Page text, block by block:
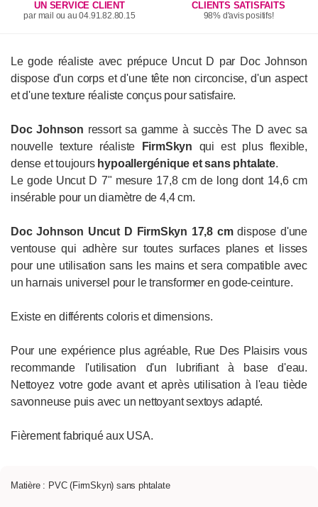
UN SERVICE CLIENT
par mail ou au 04.91.82.80.15
CLIENTS SATISFAITS
98% d'avis positifs!
Le gode réaliste avec prépuce Uncut D par Doc Johnson
dispose d'un corps et d'une tête non circoncise, d'un aspect
et d'une texture réaliste conçus pour satisfaire.
Doc Johnson ressort sa gamme à succès The D avec sa
nouvelle texture réaliste
FirmSkyn qui est plus flexible,
dense et toujours hypoallergénique et sans phtalate.
Le gode Uncut D 7" mesure 17,8 cm de long dont 14,6 cm
insérable pour un diamètre de 4,4 cm.
Doc Johnson Uncut D FirmSkyn 17,8 cmdispose d'une
ventouse qui adhère sur toutes surfaces planes et lisses
pour une utilisation sans les mains et sera compatible avec
un harnais universel pour le transformer en gode-ceinture.
Existe en différents coloris et dimensions.
Pour une expérience plus agréable, Rue Des Plaisirs vous
recommande l'utilisation d'un lubrifiant à base d'eau.
Nettoyez votre gode avant et après utilisation à l'eau tiède
savonneuse puis avec un nettoyant sextoys adapté.
Fièrement fabriqué aux USA.
Matière : PVC (FirmSkyn) sans phtalate